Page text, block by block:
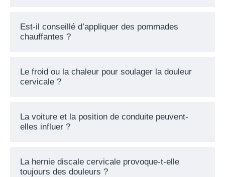
Est-il conseillé d’appliquer des pommades
chauffantes ?
Le froid ou la chaleur pour soulager la douleur
cervicale ?
La voiture et la position de conduite peuvent-
elles influer ?
La hernie discale cervicale provoque-t-elle
toujours des douleurs ?